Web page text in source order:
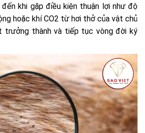
khi gặp điều kiện thuận lợi như độ
hoặc khí CO2 từ hơi thở của vật chủ
trưởng thành và tiếp tục vòng đời ký